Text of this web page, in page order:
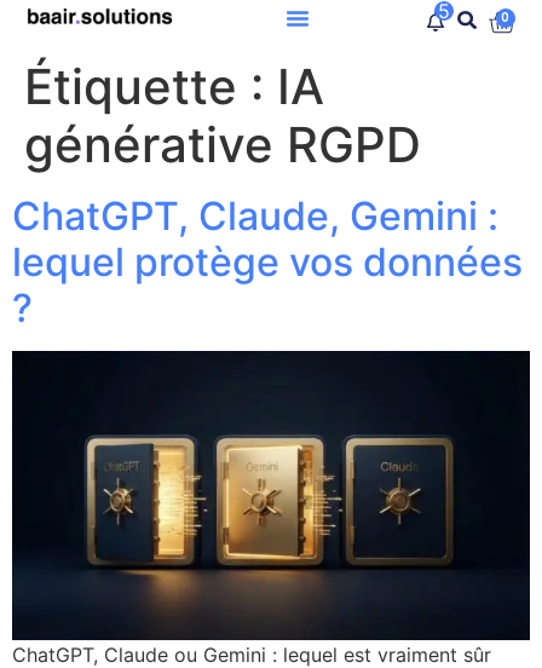
5 0
Étiquette : IA
générative RGPD
ChatGPT, Claude, Gemini :
lequel protège vos données
?
ChatGPT, Claude ou Gemini : lequel est vraiment sûr